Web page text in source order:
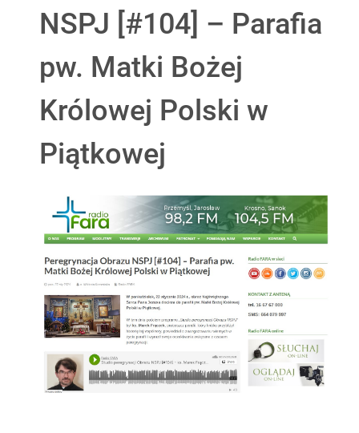
NSPJ [#104] – Parafia
pw. Matki Bożej
Królowej Polski w
Piątkowej